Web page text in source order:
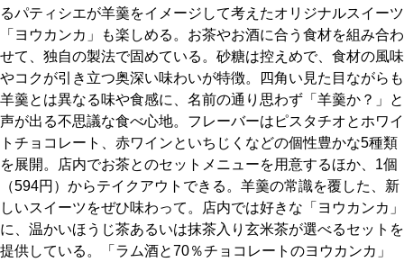
カレーが好き
京都おやつクラブ
私と店のはなし
今月の京みやげ
京都の書店
るパティシエが羊羹をイメージして考えたオリジナルスイーツ
「ヨウカンカ」も楽しめる。お茶やお酒に合う食材を組み合わ
せて、独自の製法で固めている。砂糖は控えめで、食材の風味
やコクが引き立つ奥深い味わいが特徴。四角い見た目ながらも
羊羹とは異なる味や食感に、名前の通り思わず「羊羹か？」と
声が出る不思議な食べ心地。フレーバーはピスタチオとホワイ
トチョコレート、赤ワインといちじくなどの個性豊かな5種類
を展開。店内でお茶とのセットメニューを用意するほか、1個
（594円）からテイクアウトできる。羊羹の常識を覆した、新
しいスイーツをぜひ味わって。店内では好きな「ヨウカンカ」
に、温かいほうじ茶あるいは抹茶入り玄米茶が選べるセットを
提供している。「ラム酒と70％チョコレートのヨウカンカ」